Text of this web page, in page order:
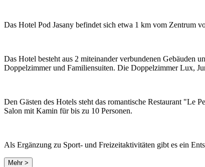
Das Hotel Pod Jasany befindet sich etwa 1 km vom Zentrum
Das Hotel besteht aus 2 miteinander verbundenen
Doppelzimmer und Familiensuiten. Die Doppelzimmer Lux,
Den Gästen des Hotels steht das romantische Restaurant "Le
Salon mit Kamin für bis zu 10 Personen.
Als Ergänzung zu Sport- und Freizeitaktivitäten gibt es ein
Mehr >